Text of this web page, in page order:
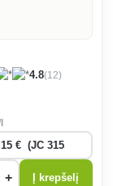
4.8(12)
+ Į krepšelį